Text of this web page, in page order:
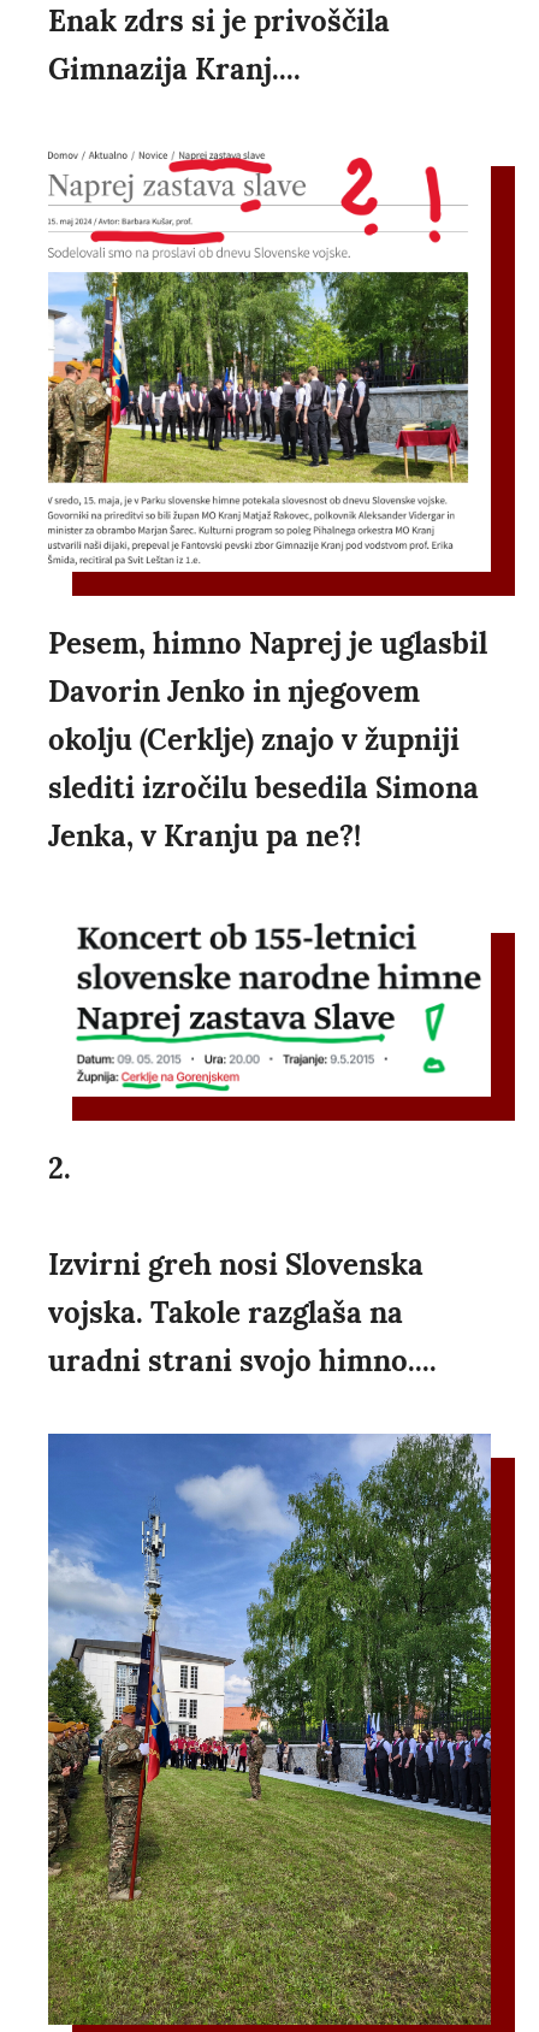
Enak zdrs si je privoščila
Gimnazija Kranj....
Pesem, himno Naprej je uglasbil
Davorin Jenko in njegovem
okolju (Cerklje) znajo v župniji
slediti izročilu besedila Simona
Jenka, v Kranju pa ne?!
2.
Izvirni greh nosi Slovenska
vojska. Takole razglaša na
uradni strani svojo himno....